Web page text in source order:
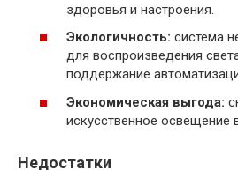
здоровья и настроения.
Экологичность: система
для воспроизведения
поддержание
Экономическая выгода:
искусственное освещение
Недостатки